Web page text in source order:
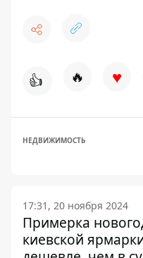
👍 🔥 ♥
НЕДВИЖИМОСТЬ
17:31, 20 ноября 2024
Примерка
киевской